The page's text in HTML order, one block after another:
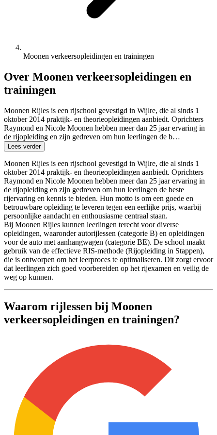
Moonen verkeersopleidingen en trainingen
Over Moonen verkeersopleidingen en
trainingen
Moonen Rijles is een rijschool gevestigd in Wijlre, die al sinds 1
oktober 2014 praktijk- en theorieopleidingen aanbiedt. Oprichters
Raymond en Nicole Moonen hebben meer dan 25 jaar ervaring in
de rijopleiding en zijn gedreven om hun leerlingen de b…
Lees verder
Moonen Rijles is een rijschool gevestigd in Wijlre, die al sinds 1
oktober 2014 praktijk- en theorieopleidingen aanbiedt. Oprichters
Raymond en Nicole Moonen hebben meer dan 25 jaar ervaring in
de rijopleiding en zijn gedreven om hun leerlingen de beste
rijervaring en kennis te bieden. Hun motto is om een goede en
betrouwbare opleiding te leveren tegen een eerlijke prijs, waarbij
persoonlijke aandacht en enthousiasme centraal staan.
Bij Moonen Rijles kunnen leerlingen terecht voor diverse
opleidingen, waaronder autorijlessen (categorie B) en opleidingen
voor de auto met aanhangwagen (categorie BE). De school maakt
gebruik van de effectieve RIS-methode (Rijopleiding in Stappen),
die is ontworpen om het leerproces te optimaliseren. Dit zorgt ervoor
dat leerlingen zich goed voorbereiden op het rijexamen en veilig de
weg op kunnen.
Waarom rijlessen bij Moonen
verkeersopleidingen en trainingen?